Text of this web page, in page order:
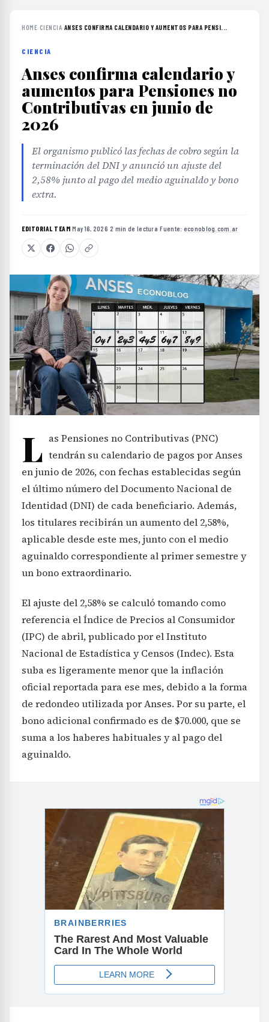
HOME›CIENCIA›ANSES CONFIRMA CALENDARIO Y AUMENTOS PARA PENSI...
CIENCIA
Anses confirma calendario y
aumentos para Pensiones no
Contributivas en junio de
2026
El organismo publicó las fechas de cobro según la
terminación del DNI y anunció un ajuste del
2,58% junto al pago del medio aguinaldo y bono
extra.
EDITORIAL TEAM·May 16, 2026·2 min de lectura·Fuente: econoblog.com.ar
L as Pensiones no Contributivas (PNC)
tendrán su calendario de pagos por Anses
en junio de 2026, con fechas establecidas según
el último número del Documento Nacional de
Identidad (DNI) de cada beneficiario. Además,
los titulares recibirán un aumento del 2,58%,
aplicable desde este mes, junto con el medio
aguinaldo correspondiente al primer semestre y
un bono extraordinario.
El ajuste del 2,58% se calculó tomando como
referencia el Índice de Precios al Consumidor
(IPC) de abril, publicado por el Instituto
Nacional de Estadística y Censos (Indec). Esta
suba es ligeramente menor que la inflación
oficial reportada para ese mes, debido a la forma
de redondeo utilizada por Anses. Por su parte, el
bono adicional confirmado es de $70.000, que se
suma a los haberes habituales y al pago del
aguinaldo.